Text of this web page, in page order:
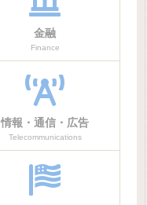
金融
Finance
情報・通信・広告
Telecommunications